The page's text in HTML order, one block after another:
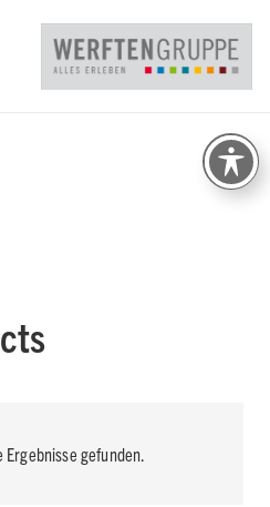
Ergebnisse gefunden.